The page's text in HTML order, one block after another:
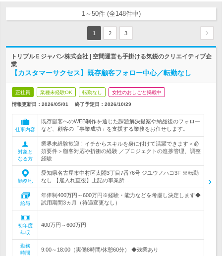
1～50件 (全148件中)
1 2 3
トリプルＥジャパン株式会社 | 空間運営も手掛ける気鋭のクリエイティブ企
業
【カスタマーサクセス】既存顧客フォロー中心／転勤なし
正社員 業種未経験OK 転勤なし 女性のおしごと掲載中
情報更新日：2026/05/01 終了予定日： 2026/10/29
仕事内容
既存顧客へのWEB制作を通じた課題解決提案や納品後のフォロー
など、顧客の「事業成功」を支援する業務をお任せします。
対象と
なる方
業界未経験歓迎！イチからスキルを身に付けて活躍できます＜必
須要件＞顧客対応や折衝の経験 ／プロジェクトの進捗管理、調整
経験
勤務地
愛知県名古屋市中村区太閤3丁目7番76号 ジユウノハコ3F ※転勤
なし 【雇入れ直後】上記の事業所…
給与
年俸制400万円～600万円※経験・能力などを考慮し決定します◆
試用期間3ヵ月（待遇変更なし）
初年度
年収
400万円～600万円
勤務
時間
9:00～18:00（実働8時間/休憩60分） ◆残業あり